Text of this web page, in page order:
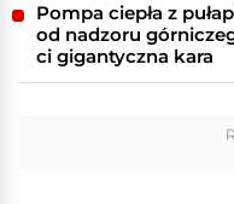
Pompa ciepła z
od nadzoru
ci gigantyczna kara